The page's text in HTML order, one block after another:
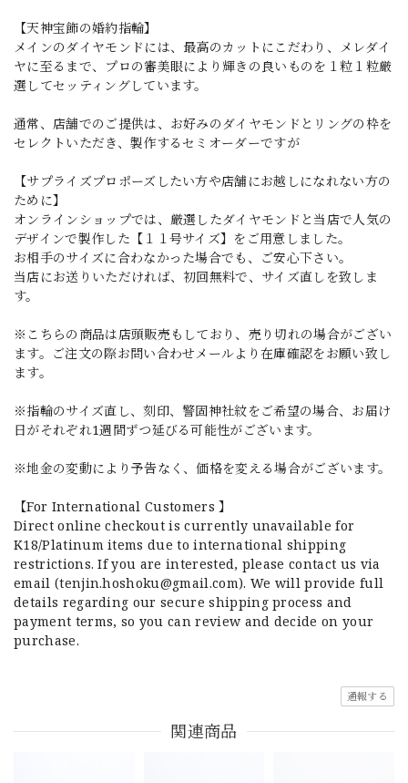
【天神宝飾の婚約指輪】
メインのダイヤモンドには、最高のカットにこだわり、メレダイ
ヤに至るまで、プロの審美眼により輝きの良いものを１粒１粒厳
選してセッティングしています。
通常、店舗でのご提供は、お好みのダイヤモンドとリングの枠を
セレクトいただき、製作するセミオーダーですが
【サプライズプロポーズしたい方や店舗にお越しになれない方の
ために】
オンラインショップでは、厳選したダイヤモンドと当店で人気の
デザインで製作した【１１号サイズ】をご用意しました。
お相手のサイズに合わなかった場合でも、ご安心下さい。
当店にお送りいただければ、初回無料で、サイズ直しを致しま
す。
※こちらの商品は店頭販売もしており、売り切れの場合がござい
ます。ご注文の際お問い合わせメールより在庫確認をお願い致し
ます。
※指輪のサイズ直し、刻印、警固神社紋をご希望の場合、お届け
日がそれぞれ1週間ずつ延びる可能性がございます。
※地金の変動により予告なく、価格を変える場合がございます。
【For International Customers 】
Direct online checkout is currently unavailable for
K18/Platinum items due to international shipping
restrictions. If you are interested, please contact us via
email (tenjin.hoshoku@gmail.com). We will provide full
details regarding our secure shipping process and
payment terms, so you can review and decide on your
purchase.
通報する
関連商品